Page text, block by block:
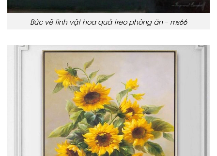
Bức vẽ tĩnh vật hoa quả treo phòng ăn – ms66